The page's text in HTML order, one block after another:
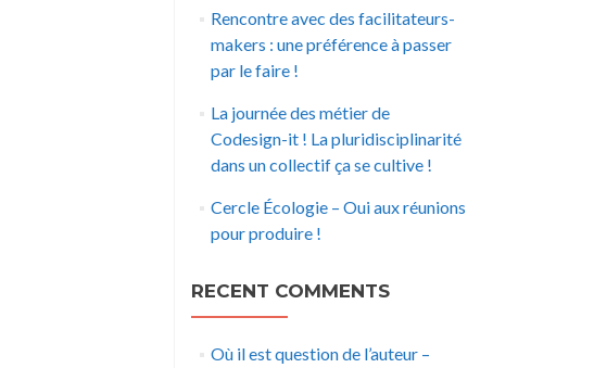
Rencontre avec des facilitateurs-
makers : une préférence à passer
par le faire !
La journée des métier de
Codesign-it ! La pluridisciplinarité
dans un collectif ça se cultive !
Cercle Écologie – Oui aux réunions
pour produire !
RECENT COMMENTS
Où il est question de l’auteur –